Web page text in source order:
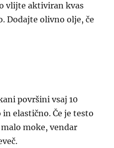
vlijte aktiviran kvas
Dodajte olivno olje, če
površini vsaj 10
elastično. Če je testo
moke, vendar